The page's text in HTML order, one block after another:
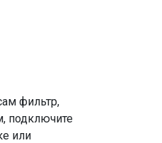
фильтр,
подключите
или